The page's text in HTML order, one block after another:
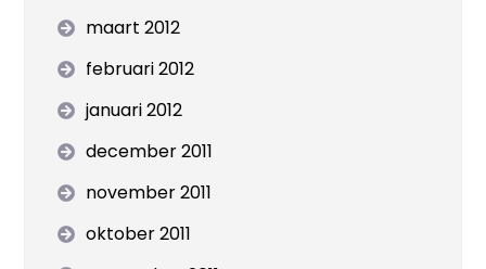
maart 2012
februari 2012
januari 2012
december 2011
november 2011
oktober 2011